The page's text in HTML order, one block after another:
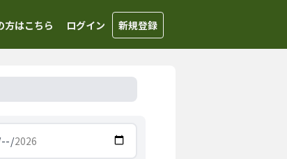
方はこちら ログイン 新規登録